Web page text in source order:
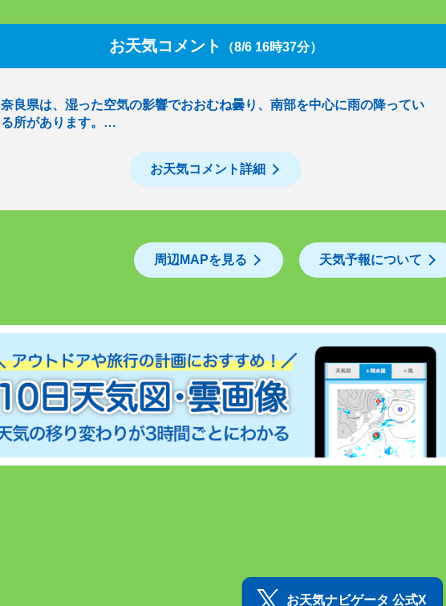
お天気コメント （8/6 16時37分）
奈良県は、湿った空気の影響でおおむね曇り、南部を中心に雨の降ってい
る所があります。…
お天気コメント詳細
周辺MAPを見る 天気予報について
お天気ナビゲータ 公式X